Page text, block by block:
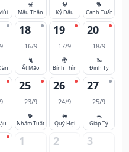
🐒
Mậu Thân
🐓
Kỷ Dậu
🐕
Canh Tuất
18
16/9
🐈
Ất Mão
19
17/9
🐉
Bính Thìn
20
18/9
🐍
Đinh Tỵ
25
23/9
🐕
Nhâm Tuất
26
24/9
🐖
Quý Hợi
27
25/9
🐀
Giáp Tý
1 2 3